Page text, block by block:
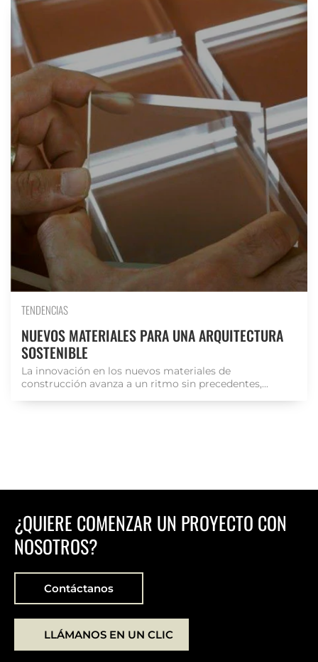
TENDENCIAS
NUEVOS MATERIALES PARA UNA ARQUITECTURA
SOSTENIBLE
La innovación en los nuevos materiales de
construcción avanza a un ritmo sin precedentes,...
¿QUIERE COMENZAR UN PROYECTO CON
NOSOTROS?
Contáctanos
LLÁMANOS EN UN CLIC